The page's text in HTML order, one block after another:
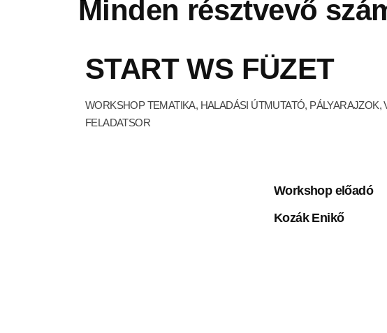
Minden résztvevő
START WS FÜZET
WORKSHOP TEMATIKA, HALADÁSI ÚTMUTATÓ, PÁLYARAJZOK,
FELADATSOR
Workshop előadó
Kozák Enikő